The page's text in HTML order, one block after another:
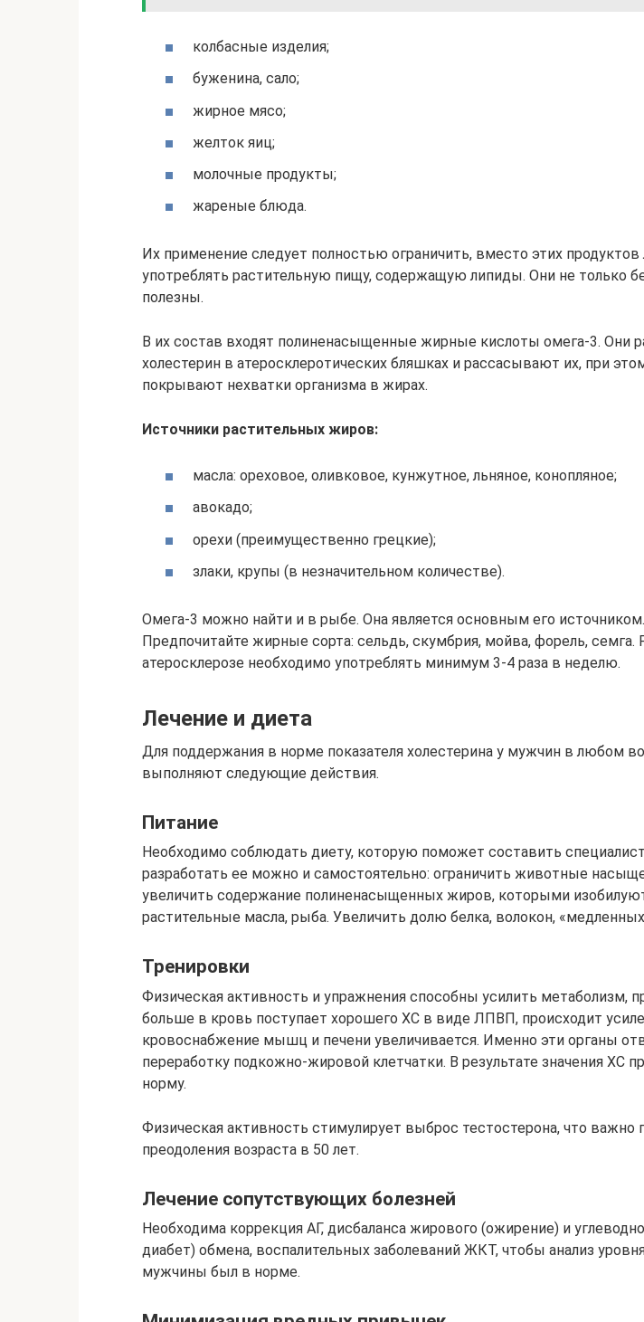
колбасные изделия;
буженина, сало;
жирное мясо;
желток яиц;
молочные продукты;
жареные блюда.
Их применение следует полностью ограничить, вместо этих продуктов
употреблять растительную пищу, содержащую липиды. Они не только
полезны.
В их состав входят полиненасыщенные жирные кислоты омега-3. Они
холестерин в атеросклеротических бляшках и рассасывают их, при
покрывают нехватки организма в жирах.
Источники растительных жиров:
масла: ореховое, оливковое, кунжутное, льняное, конопляное;
авокадо;
орехи (преимущественно грецкие);
злаки, крупы (в незначительном количестве).
Омега-3 можно найти и в рыбе. Она является основным его источником.
Предпочитайте жирные сорта: сельдь, скумбрия, мойва, форель, семга.
атеросклерозе необходимо употреблять минимум 3-4 раза в неделю.
Лечение и диета
Для поддержания в норме показателя холестерина у мужчин в любом
выполняют следующие действия.
Питание
Необходимо соблюдать диету, которую поможет составить
разработать ее можно и самостоятельно: ограничить животные
увеличить содержание полиненасыщенных жиров, которыми
растительные масла, рыба. Увеличить долю белка, волокон,
Тренировки
Физическая активность и упражнения способны усилить метаболизм,
больше в кровь поступает хорошего ХС в виде ЛПВП, происходит
кровоснабжение мышц и печени увеличивается. Именно эти органы
переработку подкожно-жировой клетчатки. В результате значения ХС
норму.
Физическая активность стимулирует выброс тестостерона, что важно
преодоления возраста в 50 лет.
Лечение сопутствующих болезней
Необходима коррекция АГ, дисбаланса жирового (ожирение) и
диабет) обмена, воспалительных заболеваний ЖКТ, чтобы анализ
мужчины был в норме.